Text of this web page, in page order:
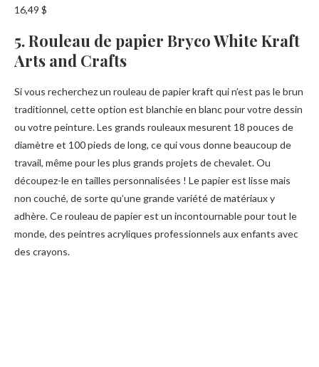
16,49 $
5. Rouleau de papier Bryco White Kraft
Arts and Crafts
Si vous recherchez un rouleau de papier kraft qui n’est pas le brun
traditionnel, cette option est blanchie en blanc pour votre dessin
ou votre peinture. Les grands rouleaux mesurent 18 pouces de
diamètre et 100 pieds de long, ce qui vous donne beaucoup de
travail, même pour les plus grands projets de chevalet. Ou
découpez-le en tailles personnalisées ! Le papier est lisse mais
non couché, de sorte qu’une grande variété de matériaux y
adhère. Ce rouleau de papier est un incontournable pour tout le
monde, des peintres acryliques professionnels aux enfants avec
des crayons.